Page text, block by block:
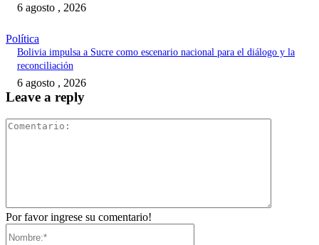
6 agosto , 2026
Política
Bolivia impulsa a Sucre como escenario nacional para el diálogo y la
reconciliación
6 agosto , 2026
Leave a reply
Por favor ingrese su comentario!